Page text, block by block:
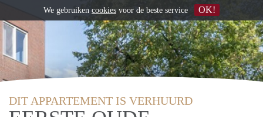
DIT APPARTEMENT IS VERHUURD
We gebruiken cookies voor de beste service OK!